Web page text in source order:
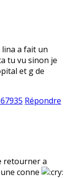
lina a fait un
tu vu sinon je
et g de
Répondre
retourner a
conne